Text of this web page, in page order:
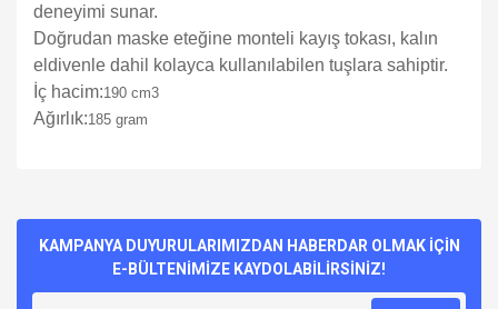
deneyimi sunar.
Doğrudan maske eteğine monteli kayış tokası, kalın
eldivenle dahil kolayca kullanılabilen tuşlara sahiptir.
İç hacim:190 cm3
Ağırlık:185 gram
Yorum Yaz
kullanarak tarafımıza iletebilirsiniz.
Görüş ve önerileriniz için teşekkür ederiz.
Ürün resmi kalitesiz, bozuk veya görüntülenemiyor.
KAMPANYA DUYURULARIMIZDAN HABERDAR OLMAK İÇİN
E-BÜLTENİMİZE KAYDOLABİLİRSİNİZ!